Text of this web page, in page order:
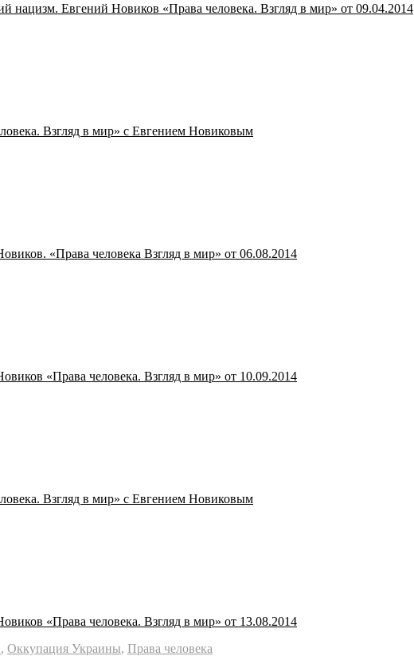
нацизм. Евгений Новиков «Права человека. Взгляд в мир» от 09.04.2014
Взгляд в мир» с Евгением Новиковым
«Права человека Взгляд в мир» от 06.08.2014
«Права человека. Взгляд в мир» от 10.09.2014
Взгляд в мир» с Евгением Новиковым
«Права человека. Взгляд в мир» от 13.08.2014
, Оккупация Украины, Права человека